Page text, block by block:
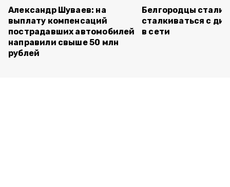
Александр Шуваев: на
выплату компенсаций
пострадавших автомобилей
направили свыше 50 млн
рублей
Белгородцы стали
сталкиваться с
в сети